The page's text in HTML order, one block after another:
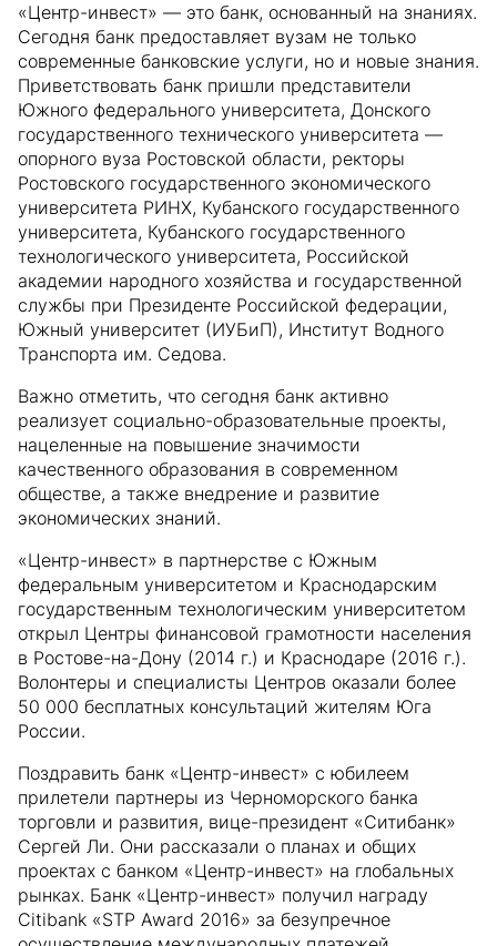
«Центр-инвест» — это банк, основанный на знаниях.
Сегодня банк предоставляет вузам не только
современные банковские услуги, но и новые знания.
Приветствовать банк пришли представители
Южного федерального университета, Донского
государственного технического университета —
опорного вуза Ростовской области, ректоры
Ростовского государственного экономического
университета РИНХ, Кубанского государственного
университета, Кубанского государственного
технологического университета, Российской
академии народного хозяйства и государственной
службы при Президенте Российской федерации,
Южный университет (ИУБиП), Институт Водного
Транспорта им. Седова.
Важно отметить, что сегодня банк активно
реализует социально-образовательные проекты,
нацеленные на повышение значимости
качественного образования в современном
обществе, а также внедрение и развитие
экономических знаний.
«Центр-инвест» в партнерстве с Южным
федеральным университетом и Краснодарским
государственным технологическим университетом
открыл Центры финансовой грамотности населения
в Ростове-на-Дону (2014 г.) и Краснодаре (2016 г.).
Волонтеры и специалисты Центров оказали более
50 000 бесплатных консультаций жителям Юга
России.
Поздравить банк «Центр-инвест» с юбилеем
прилетели партнеры из Черноморского банка
торговли и развития, вице-президент «Ситибанк»
Сергей Ли. Они рассказали о планах и общих
проектах с банком «Центр-инвест» на глобальных
рынках. Банк «Центр-инвест» получил награду
Citibank «STP Award 2016» за безупречное